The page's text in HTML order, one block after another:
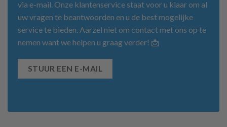
via e-mail. Onze klantenservice staat voor u klaar om al
uw vragen te beantwoorden en u de best mogelijke
service te bieden. Aarzel niet om contact met ons op te
nemen want we helpen u graag verder! 📩
STUUR EEN E-MAIL